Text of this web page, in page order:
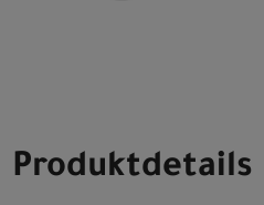
Produktdetails